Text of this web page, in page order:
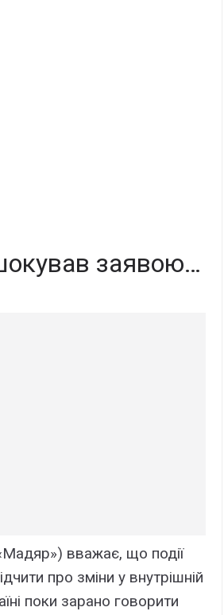
заявою…
вважає, що події
про зміни у внутрішній
поки зарано говорити